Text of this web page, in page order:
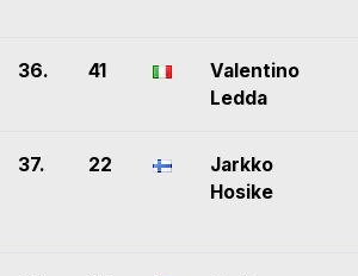
36. 41
Valentino
Ledda
37. 22
Jarkko
Hosike